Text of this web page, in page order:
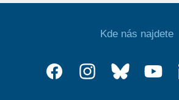
Kde nás najdete